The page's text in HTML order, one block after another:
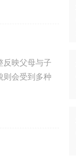
反映父母与子
则会受到多种